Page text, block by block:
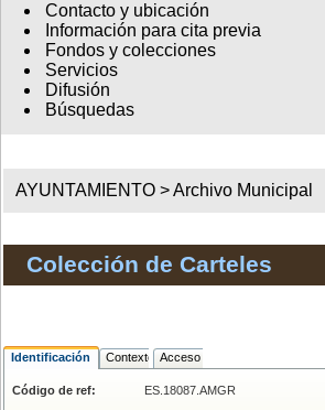
Contacto y ubicación
Información para cita previa
Fondos y colecciones
Servicios
Difusión
Búsquedas
AYUNTAMIENTO >Archivo Municipal
Colección de Carteles
Identificación Contexto Acceso
Código de ref: ES.18087.AMGR